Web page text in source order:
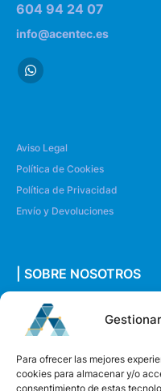
Para ofrecer las mejores
cookies para almacenar y/o
consentimiento de estas
604 94 24 07
info@acentec.es
Aviso Legal
Política de Cookies
Política de Privacidad
Envío y Devoluciones
| SOBRE NOSOTROS
Quiénes somos
Envíanos un mensaje